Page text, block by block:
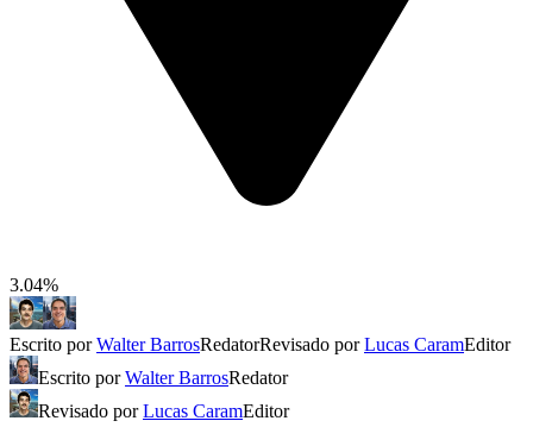
3.04%
Escrito porWalter BarrosRedatorRevisado porLucas CaramEditor
Escrito porWalter BarrosRedator
Revisado porLucas CaramEditor